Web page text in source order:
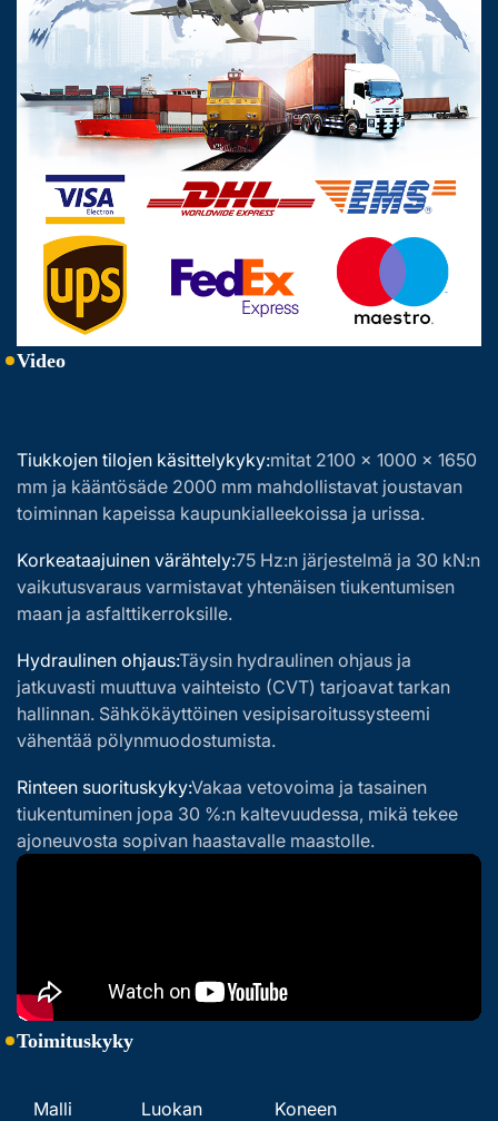
Video
Tiukkojen tilojen käsittelykyky:mitat 2100 × 1000 × 1650
mm ja kääntösäde 2000 mm mahdollistavat joustavan
toiminnan kapeissa kaupunkialleekoissa ja urissa.
Korkeataajuinen värähtely:75 Hz:n järjestelmä ja 30 kN:n
vaikutusvaraus varmistavat yhtenäisen tiukentumisen
maan ja asfalttikerroksille.
Hydraulinen ohjaus:Täysin hydraulinen ohjaus ja
jatkuvasti muuttuva vaihteisto (CVT) tarjoavat tarkan
hallinnan. Sähkökäyttöinen vesipisaroitussysteemi
vähentää pölynmuodostumista.
Rinteen suorituskyky:Vakaa vetovoima ja tasainen
tiukentuminen jopa 30 %:n kaltevuudessa, mikä tekee
ajoneuvosta sopivan haastavalle maastolle.
Toimituskyky
Malli
Luokan
Koneen